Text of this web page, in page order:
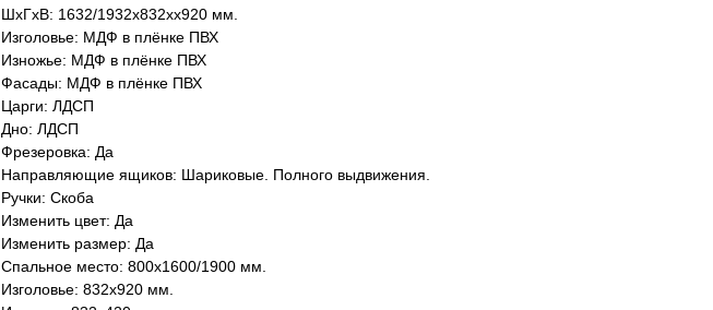
ШхГхВ: 1632/1932х832хх920 мм.
Изголовье: МДФ в плёнке ПВХ
Изножье: МДФ в плёнке ПВХ
Фасады: МДФ в плёнке ПВХ
Царги: ЛДСП
Дно: ЛДСП
Фрезеровка: Да
Направляющие ящиков: Шариковые. Полного выдвижения.
Ручки: Скоба
Изменить цвет: Да
Изменить размер: Да
Спальное место: 800х1600/1900 мм.
Изголовье: 832х920 мм.